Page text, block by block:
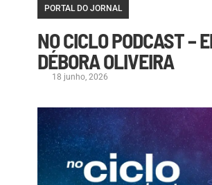
PORTAL DO JORNAL
NO CICLO PODCAST –
DÉBORA OLIVEIRA
18 junho, 2026